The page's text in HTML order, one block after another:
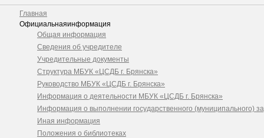
Главная
Официальнаяинформация
Общая информация
Сведения об учредителе
Учредительные документы
Структура МБУК «ЦСДБ г. Брянска»
Руководство МБУК «ЦСДБ г. Брянска»
Информация о деятельности МБУК «ЦСДБ г. Брянска»
Информация о выполнении государственного (муниципального)
Иная информация
Положения о библиотеках